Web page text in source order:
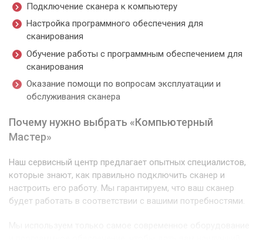
Подключение сканера к компьютеру
Настройка программного обеспечения для
сканирования
Обучение работы с программным обеспечением для
сканирования
Оказание помощи по вопросам эксплуатации и
обслуживания сканера
Почему нужно выбрать «Компьютерный
Мастер»
Наш сервисный центр предлагает опытных специалистов,
которые знают, как правильно подключить сканер и
настроить его работу. Мы гарантируем, что ваш сканер
будет работать в соответствии с вашими потребностями.